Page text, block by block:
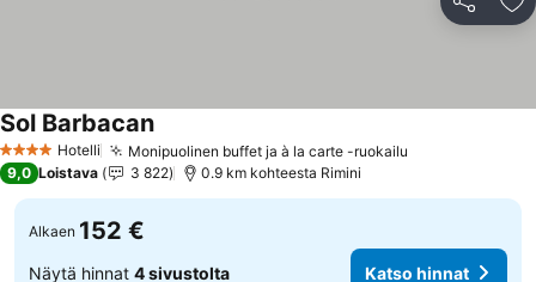
Jaa
4 Tähtiluokitus
Hotelli Monipuolinen buffet ja à la carte -ruokailu
Sol Barbacan
9,0 Loistava 3 822 0.9 km kohteesta Rimini
Alkaen 152 €
Näytä hinnat 4 sivustolta Katso hinnat